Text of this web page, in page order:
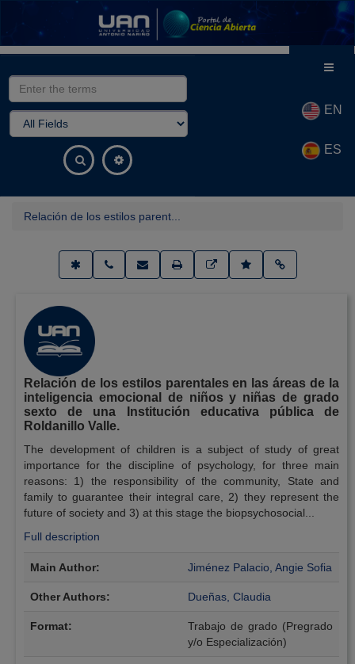
EN
ES
Relación de los estilos parent...
Relación de los estilos parentales en las áreas de la
inteligencia emocional de niños y niñas de grado
sexto de una Institución educativa pública de
Roldanillo Valle.
The development of children is a subject of study of great
importance for the discipline of psychology, for three main
reasons: 1) the responsibility of the community, State and
family to guarantee their integral care, 2) they represent the
future of society and 3) at this stage the biopsychosocial...
Full description
Bibliographic Details
Main Author: Jiménez Palacio, Angie Sofia
Other Authors: Dueñas, Claudia
Format:
Trabajo de grado (Pregrado
y/o Especialización)